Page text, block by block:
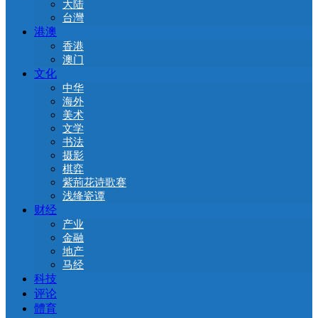
大陆
台灣
港澳
香港
澳门
文化
中华
海外
美术
文学
书法
摄影
棋弈
紫荊花诗歌赛
浅绛瓷谭
财经
产业
金融
地产
马经
科技
评论
體育